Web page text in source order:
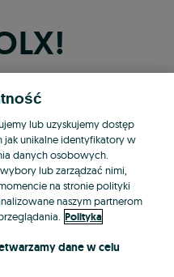
Facebooka
konto Apple
konto Google
lub uzyskujemy dostęp
jak unikalne identyfikatory w
danych osobowych.
lub zarządzać nimi,
na stronie polityki
naszym partnerom
Polityka
dane w celu